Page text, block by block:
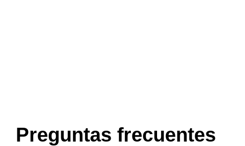
Preguntas frecuentes